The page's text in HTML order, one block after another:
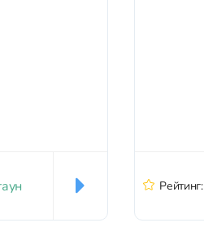
Рейтинг: